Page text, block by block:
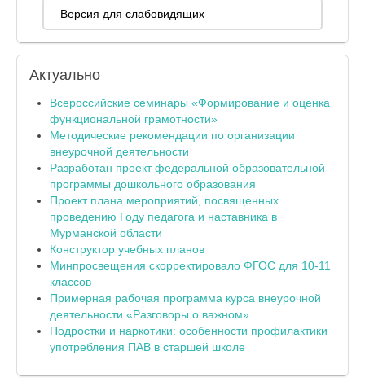
Версия для слабовидящих
Актуально
Всероссийские семинары «Формирование и оценка
функциональной грамотности»
Методические рекомендации по организации
внеурочной деятельности
Разработан проект федеральной образовательной
программы дошкольного образования
Проект плана мероприятий, посвященных
проведению Году педагога и наставника в
Мурманской области
Конструктор учебных планов
Минпросвещения скорректировало ФГОС для 10-11
классов
Примерная рабочая программа курса внеурочной
деятельности «Разговоры о важном»
Подростки и наркотики: особенности профилактики
употребления ПАВ в старшей школе